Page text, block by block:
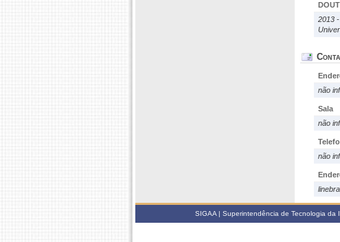
2013
não
Sala
não
não
SIGAA | Superintendência de Tecnologia da